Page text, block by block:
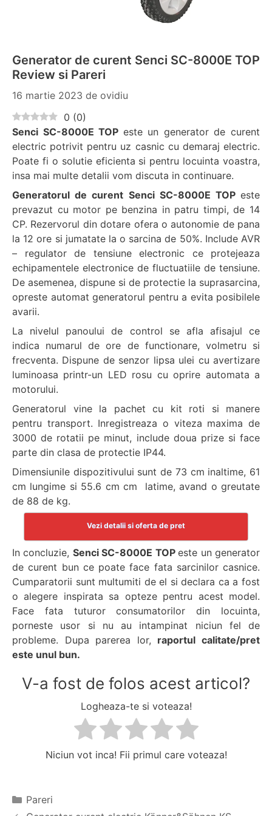
Generator de curent Senci SC-8000E TOP
Review si Pareri
16 martie 2023 de ovidiu
0 (0)
Senci SC-8000E TOP este un generator de curent
electric potrivit pentru uz casnic cu demaraj electric.
Poate fi o solutie eficienta si pentru locuinta voastra,
insa mai multe detalii vom discuta in continuare.
Generatorul de curent Senci SC-8000E TOP este
prevazut cu motor pe benzina in patru timpi, de 14
CP. Rezervorul din dotare ofera o autonomie de pana
la 12 ore si jumatate la o sarcina de 50%. Include AVR
– regulator de tensiune electronic ce protejeaza
echipamentele electronice de fluctuatiile de tensiune.
De asemenea, dispune si de protectie la suprasarcina,
opreste automat generatorul pentru a evita posibilele
avarii.
La nivelul panoului de control se afla afisajul ce
indica numarul de ore de functionare, volmetru si
frecventa. Dispune de senzor lipsa ulei cu avertizare
luminoasa printr-un LED rosu cu oprire automata a
motorului.
Generatorul vine la pachet cu kit roti si manere
pentru transport. Inregistreaza o viteza maxima de
3000 de rotatii pe minut, include doua prize si face
parte din clasa de protectie IP44.
Dimensiunile dispozitivului sunt de 73 cm inaltime, 61
cm lungime si 55.6 cm cm latime, avand o greutate
de 88 de kg.
Vezi detalii si oferta de pret
In concluzie, Senci SC-8000E TOPeste un generator
de curent bun ce poate face fata sarcinilor casnice.
Cumparatorii sunt multumiti de el si declara ca a fost
o alegere inspirata sa opteze pentru acest model.
Face fata tuturor consumatorilor din locuinta,
porneste usor si nu au intampinat niciun fel de
probleme. Dupa parerea lor, raportul calitate/pret
este unul bun.
V-a fost de folos acest articol?
Logheaza-te si voteaza!
Niciun vot inca! Fii primul care voteaza!
Categorii
Pareri